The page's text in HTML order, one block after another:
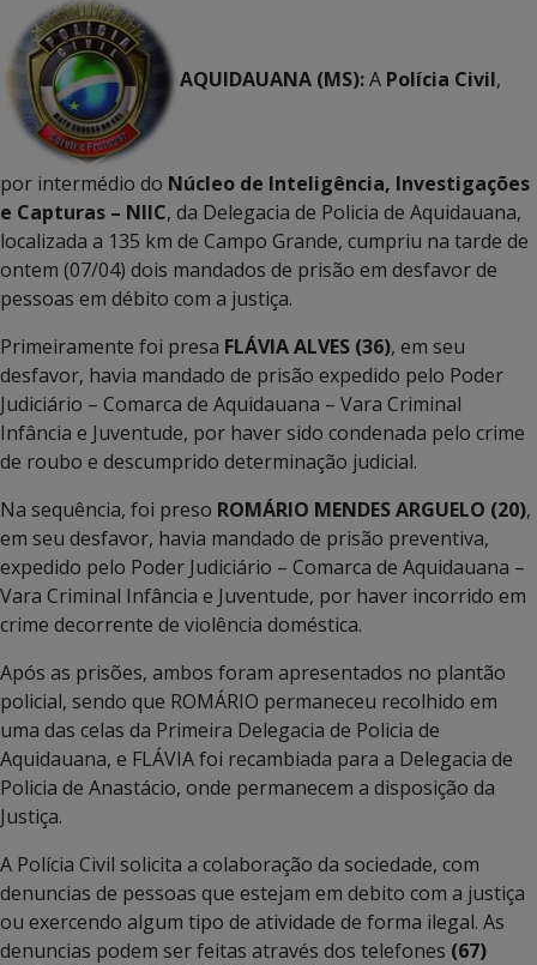
AQUIDAUANA (MS):A Polícia Civil,
por intermédio do Núcleo de Inteligência, Investigações
e Capturas – NIIC, da Delegacia de Policia de Aquidauana,
localizada a 135 km de Campo Grande, cumpriu na tarde de
ontem (07/04) dois mandados de prisão em desfavor de
pessoas em débito com a justiça.
Primeiramente foi presa FLÁVIA ALVES (36), em seu
desfavor, havia mandado de prisão expedido pelo Poder
Judiciário – Comarca de Aquidauana – Vara Criminal
Infância e Juventude, por haver sido condenada pelo crime
de roubo e descumprido determinação judicial.
Na sequência, foi preso ROMÁRIO MENDES ARGUELO (20),
em seu desfavor, havia mandado de prisão preventiva,
expedido pelo Poder Judiciário – Comarca de Aquidauana –
Vara Criminal Infância e Juventude, por haver incorrido em
crime decorrente de violência doméstica.
Após as prisões, ambos foram apresentados no plantão
policial, sendo que ROMÁRIO permaneceu recolhido em
uma das celas da Primeira Delegacia de Policia de
Aquidauana, e FLÁVIA foi recambiada para a Delegacia de
Policia de Anastácio, onde permanecem a disposição da
Justiça.
A Polícia Civil solicita a colaboração da sociedade, com
denuncias de pessoas que estejam em debito com a justiça
ou exercendo algum tipo de atividade de forma ilegal. As
denuncias podem ser feitas através dos telefones (67)